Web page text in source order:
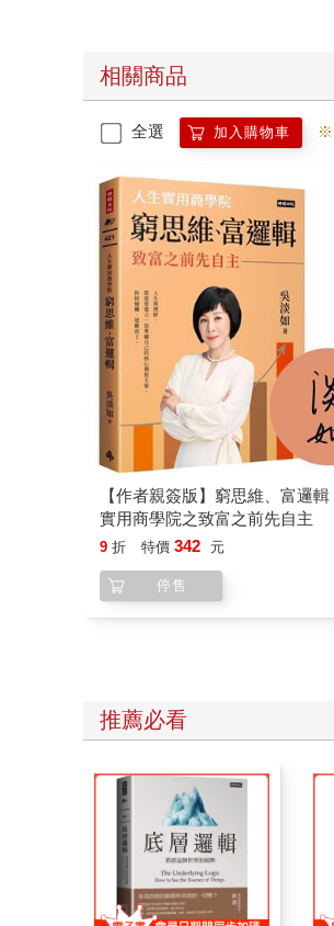
相關商品
全選 加入購物車 ※
【作者親簽版】窮思維、富邏
實用商學院之致富之前先自主
9 折 特價 342 元
停售
推薦必看